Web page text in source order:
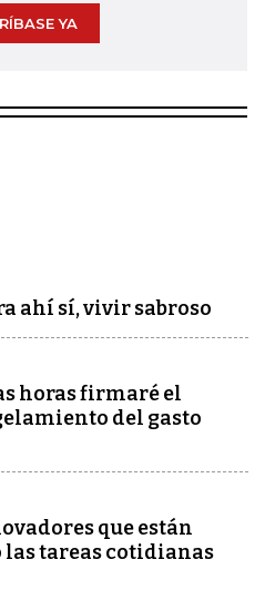
YA
ahí sí, vivir sabroso
horas firmaré el
del gasto
que están
tareas cotidianas